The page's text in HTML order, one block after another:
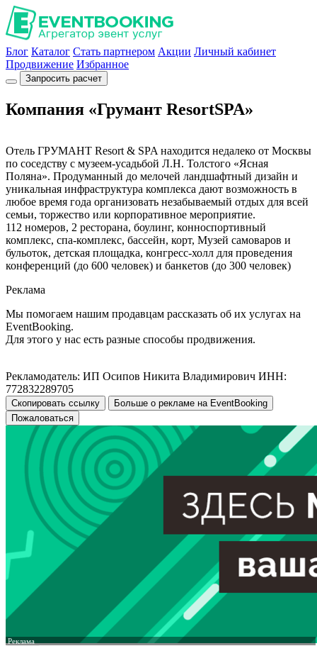
Блог Каталог Стать партнером Акции Личный кабинет
Продвижение Избранное
Запросить расчет
Компания «Грумант ResortSPA»
Отель ГРУМАНТ Resort & SPA находится недалеко от Москвы
по соседству с музеем-усадьбой Л.Н. Толстого «Ясная
Поляна». Продуманный до мелочей ландшафтный дизайн и
уникальная инфраструктура комплекса дают возможность в
любое время года организовать незабываемый отдых для всей
семьи, торжество или корпоративное мероприятие.
112 номеров, 2 ресторана, боулинг, конноспортивный
комплекс, спа-комплекс, бассейн, корт, Музей самоваров и
бульоток, детская площадка, конгресс-холл для проведения
конференций (до 600 человек) и банкетов (до 300 человек)
Реклама
Мы помогаем нашим продавцам рассказать об их услугах на
EventBooking.
Для этого у нас есть разные способы продвижения.
Рекламодатель: ИП Осипов Никита Владимирович ИНН:
772832289705
Скопировать ссылку
Больше о рекламе на EventBooking
Пожаловаться
Реклама